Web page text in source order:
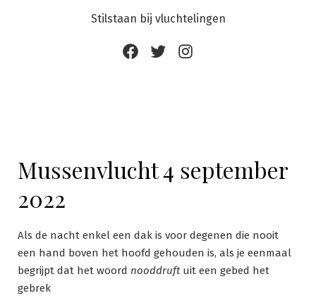
Stilstaan bij vluchtelingen
FacebookTwitterInstagram
Mussenvlucht 4 september
2022
Als de nacht enkel een dak is voor degenen die nooit
een hand boven het hoofd gehouden is, als je eenmaal
begrijpt dat het woord nooddruft uit een gebed het
gebrek